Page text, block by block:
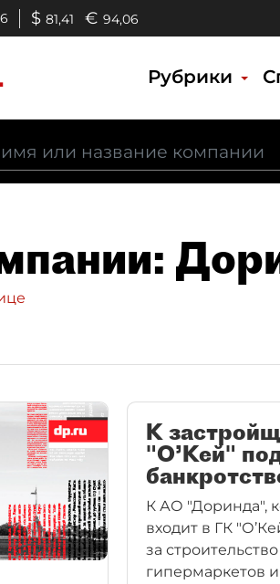
$ 81,41 € 94,06
Рубрики
К
"О’Кей"
К АО "Доринда",
входит в ГК
за строительство
гипермаркетов